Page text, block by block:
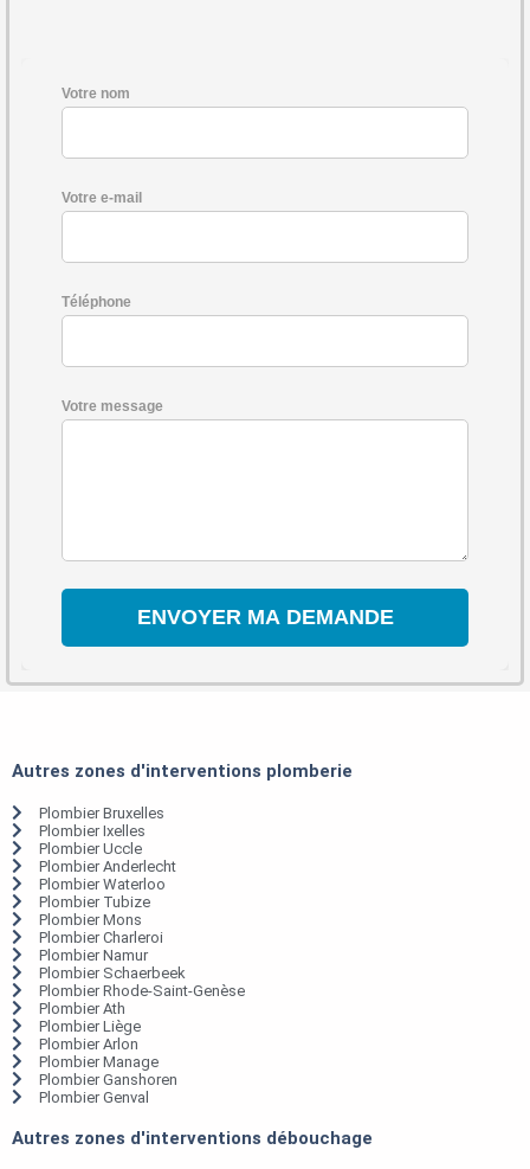
Votre nom
Votre e-mail
Téléphone
Votre message
Autres zones d'interventions plomberie
Plombier Bruxelles
Plombier Ixelles
Plombier Uccle
Plombier Anderlecht
Plombier Waterloo
Plombier Tubize
Plombier Mons
Plombier Charleroi
Plombier Namur
Plombier Schaerbeek
Plombier Rhode-Saint-Genèse
Plombier Ath
Plombier Liège
Plombier Arlon
Plombier Manage
Plombier Ganshoren
Plombier Genval
Autres zones d'interventions débouchage